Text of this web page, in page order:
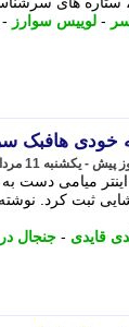
- لوییس سوارز -
خودی هافبک
میامی دست
ثبت کرد.
قایدی - جنجال